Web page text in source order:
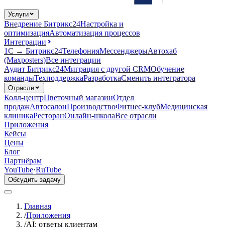
Услуги
Внедрение Битрикс24Настройка и
оптимизацияАвтоматизация процессов
Интеграции
1С → Битрикс24ТелефонияМессенджерыАвтохаб
(Maxposters)Все интеграции
Аудит Битрикс24Миграция с другой CRMОбучение
командыТехподдержкаРазработкаСменить интегратора
Отрасли
Колл-центрЦветочный магазинОтдел
продажАвтосалонПроизводствоФитнес-клубМедицинская
клиникаРесторанОнлайн-школаВсе отрасли
Приложения
Кейсы
Цены
Блог
Партнёрам
YouTube·RuTube
Обсудить задачу
Главная
/Приложения
/AI: ответы клиентам